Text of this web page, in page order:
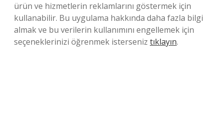
ürün ve hizmetlerin reklamlarını göstermek için
kullanabilir. Bu uygulama hakkında daha fazla bilgi
almak ve bu verilerin kullanımını engellemek için
seçeneklerinizi öğrenmek isterseniz tıklayın.